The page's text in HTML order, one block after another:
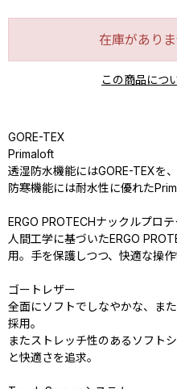
在庫があり
この商品につ
GORE-TEX
Primaloft
透湿防水機能にはGORE-TEXを、
防寒機能には耐水性に優れた
ERGO PROTECHナックルプロテ
人間工学に基づいたERGO
用。手を保護しつつ、快適な操作
ゴートレザー
全面にソフトでしなやかな、ま
採用。
またストレッチ性のあるソフト
と快適さを追求。